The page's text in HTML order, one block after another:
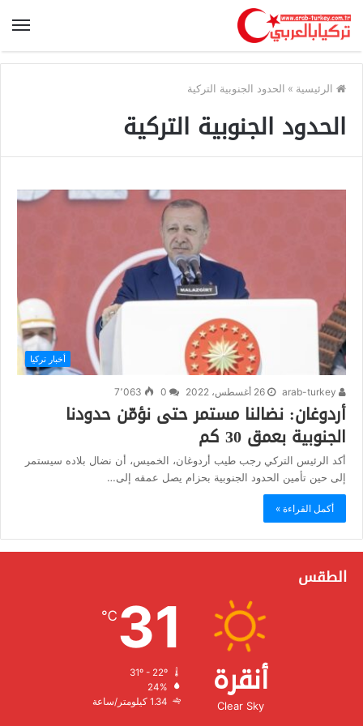
الرئيسية » الحدود الجنوبية التركية
الحدود الجنوبية التركية
أخبار تركيا
26 أغسطس، 2022 7٬063
أردوغان: نضالنا مستمر حتى نؤمّن حدودنا
الجنوبية بعمق 30 كم
أكد الرئيس التركي رجب طيب أردوغان، الخميس، أن نضال بلاده سيستمر
إلى حين تأمين الحدود الجنوبية بحزام يصل عمقه إلى…
أكمل القراءة »
الطقس
أنقرة
Clear Sky
31
℃
الرطوبة:
الرياح: